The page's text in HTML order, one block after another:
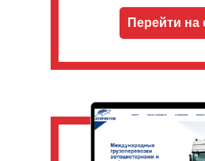
Перейти на